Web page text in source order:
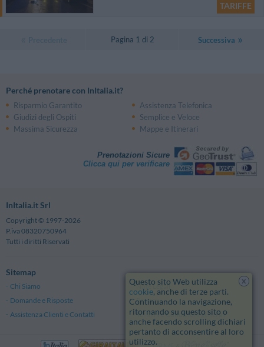
TARIFFE
Pagina 1 di 2 Successiva
Perché prenotare con InItalia.it?
Risparmio Garantito
Assistenza Telefonica
Giudizi degli Ospiti
Semplice e Veloce
Massima Sicurezza
Mappe e Itinerari
Prenotazioni Sicure
Clicca qui per verificare
InItalia.it Srl
Copyright © 1997-2026
P.iva 08320750964
Tutti i diritti Riservati
Sitemap
Chi Siamo
Note Legali
Domande e Risposte
Privacy
Assistenza Clienti e Contatti
Termini e Condizioni generali
x
Questo sito Web utilizza
cookie, anche di terze parti.
Continuando la navigazione,
ritornando su questo sito o
anche facendo scrolling dichiari
pertanto di acconsentire al loro
utilizzo.